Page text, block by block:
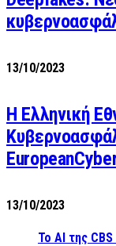
13/10/2023
Η Ελληνική
13/10/2023
Το AI της